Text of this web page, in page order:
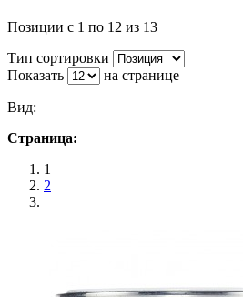
Позиции с 1 по 12 из 13
Тип сортировки
Показать
на странице
Вид:
Страница:
1
2